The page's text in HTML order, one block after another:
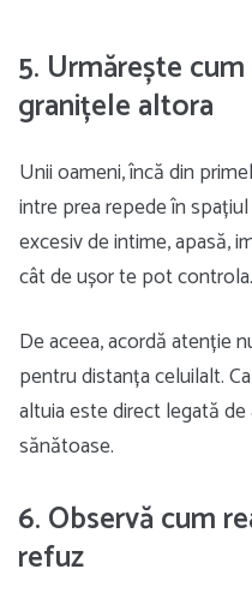
5. Urmărește
granițele altora
Unii oameni, încă din
intre prea repede în
excesiv de intime, apasă,
cât de ușor te pot controla.
De aceea, acordă atenție
pentru distanța celuilalt.
altuia este direct legată
sănătoase.
6. Observă cum
refuz